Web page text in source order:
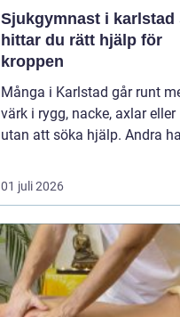
Sjukgymnast i karlstad så
hittar du rätt hjälp för
kroppen
Många i Karlstad går runt
värk i rygg, nacke, axlar
utan att söka hjälp. Andra
01 juli 2026